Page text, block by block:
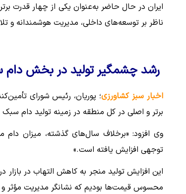
ایران در حال حاضر به‌عنوان یکی از چهار قدرت
ناظر بر توسعه‌های داخلی، مدیریت هوشمندانه
رشد چشمگیر تولید در بخش دام
اخبار سبز کشاورزی؛ پوریان، رئیس شورای
برتر و اصلی در کل منطقه در زمینه تولید دام
وی افزود: «برخلاف سال‌های گذشته، میزان
توجهی افزایش یافته است.»
این افزایش تولید منجر به کاهش التهاب در بازار
محسوس قیمت‌ها بودیم که نشانگر مدیریت مؤثر و